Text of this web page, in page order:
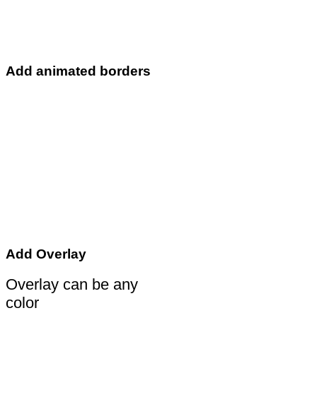
Add animated borders
Add Overlay
Overlay can be any
color